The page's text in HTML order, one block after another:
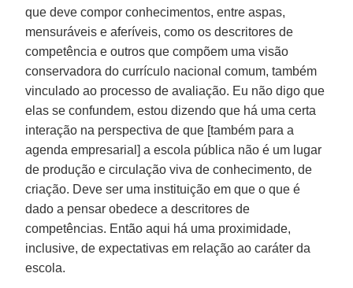
que deve compor conhecimentos, entre aspas,
mensuráveis e aferíveis, como os descritores de
competência e outros que compõem uma visão
conservadora do currículo nacional comum, também
vinculado ao processo de avaliação. Eu não digo que
elas se confundem, estou dizendo que há uma certa
interação na perspectiva de que [também para a
agenda empresarial] a escola pública não é um lugar
de produção e circulação viva de conhecimento, de
criação. Deve ser uma instituição em que o que é
dado a pensar obedece a descritores de
competências. Então aqui há uma proximidade,
inclusive, de expectativas em relação ao caráter da
escola.